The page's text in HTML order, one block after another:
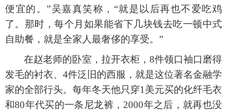
便宜的。”吴嘉真笑称，“就是以后再也不爱吃鸡
了。那时，每个月如果能省下几块钱去吃一顿中式
自助餐，就是全家人最奢侈的享受。”
在赵老师的卧室，拉开衣柜， 8件领口袖口磨得
发毛的衬衣、4件泛旧的西服，就是这位著名金融学
家的全部行头。每年冬天他只穿1美元买的化纤毛衣
和80年代买的一条尼龙裤，2000年之后，就再也没